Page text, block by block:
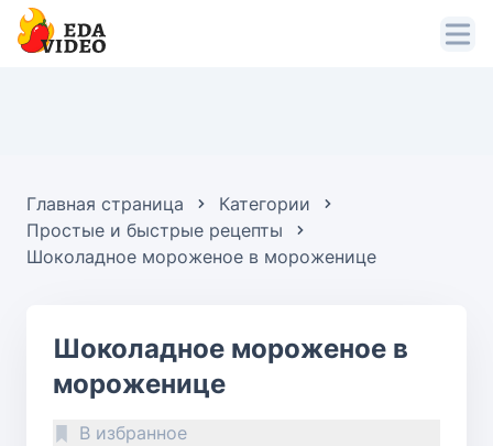
Главная страница
Категории
Простые и быстрые рецепты
Шоколадное мороженое в мороженице
Шоколадное мороженое в
мороженице
В избранное